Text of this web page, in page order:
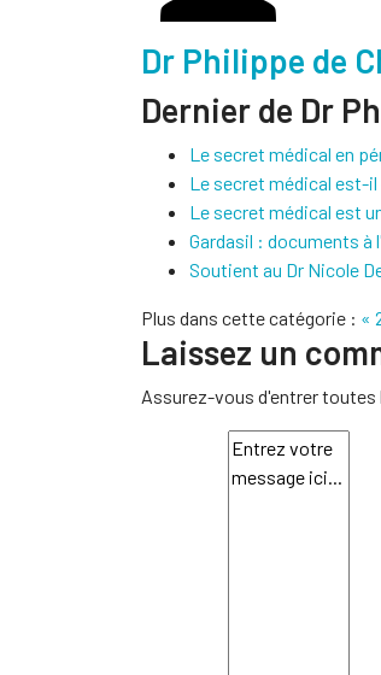
Dr Philippe de
Dernier de Dr
Le secret médical en
Le secret médical est-il
Le secret médical est
Gardasil : documents à
Soutient au Dr Nicole
Plus dans cette catégorie : «
Laissez un
Assurez-vous d'entrer toutes